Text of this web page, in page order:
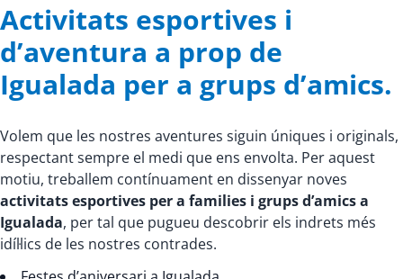
Activitats esportives i
d’aventura a prop de
Igualada per a grups d’amics.
Volem que les nostres aventures siguin úniques i originals,
respectant sempre el medi que ens envolta. Per aquest
motiu, treballem contínuament en dissenyar noves
activitats esportives per a families i grups d’amics a
Igualada, per tal que pugueu descobrir els indrets més
idíl·lics de les nostres contrades.